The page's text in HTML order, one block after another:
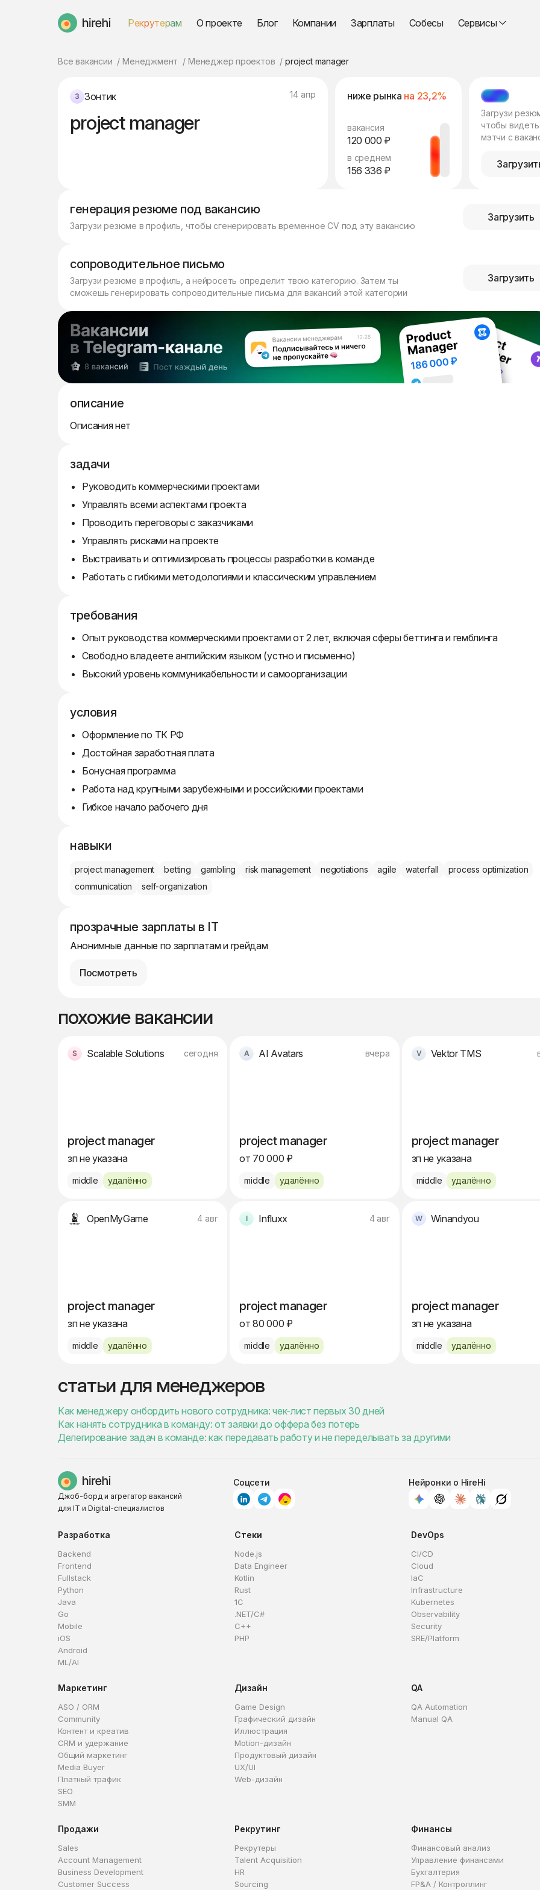
HireHi Рекрутерам О проекте Блог Компании Зарплаты Собесы Сервисы
Все вакансии Менеджмент Менеджер проектов project manager
Зонтик 14 апр
project manager
ниже рынка на 23,2%
вакансия
120 000 ₽
в среднем
156 336 ₽
МЭТЧ
Загрузи
чтобы видеть
мэтчи с
генерация резюме под вакансию
Загрузи резюме в профиль, чтобы сгенерировать временное CV под эту вакансию
Загрузить
сопроводительное письмо
Загрузи резюме в профиль, а нейросеть определит твою категорию. Затем ты
сможешь генерировать сопроводительные письма для вакансий этой категории
Загрузить
описание
Описания нет
задачи
Руководить коммерческими проектами
Управлять всеми аспектами проекта
Проводить переговоры с заказчиками
Управлять рисками на проекте
Выстраивать и оптимизировать процессы разработки в команде
Работать с гибкими методологиями и классическим управлением
требования
Опыт руководства коммерческими проектами от 2 лет, включая сферы беттинга и гемблинга
Свободно владеете английским языком (устно и письменно)
Высокий уровень коммуникабельности и самоорганизации
условия
Оформление по ТК РФ
Достойная заработная плата
Бонусная программа
Работа над крупными зарубежными и российскими проектами
Гибкое начало рабочего дня
навыки
project management betting gambling risk management negotiations agile waterfall
process optimization
communication
self-organization
прозрачные зарплаты в IT
Анонимные данные по зарплатам и грейдам
Посмотреть
похожие вакансии
Scalable Solutions сегодня
project manager
зп не указана
middle удалённо
AI Avatars вчера
project manager
от 70 000 ₽
middle удалённо
Vektor TMS
project manager
зп не указана
middle удалённо
OpenMyGame 4 авг
project manager
зп не указана
middle удалённо
Influxx 4 авг
project manager
от 80 000 ₽
middle удалённо
Winandyou
project manager
зп не указана
middle удалённо
статьи для менеджеров
Как менеджеру онбордить нового сотрудника: чек-лист первых 30 дней
Как нанять сотрудника в команду: от заявки до оффера без потерь
Делегирование задач в команде: как передавать работу и не переделывать за другими
Джоб-борд и агрегатор вакансий
для IT и Digital-специалистов
Соцсети Нейронки о HireHi
Разработка
Backend
Frontend
Fullstack
Python
Java
Go
Mobile
iOS
Android
ML/AI
Стеки
Node.js
Data Engineer
Kotlin
Rust
1C
.NET/C#
C++
PHP
DevOps
CI/CD
Cloud
IaC
Infrastructure
Kubernetes
Observability
Security
SRE/Platform
Маркетинг
ASO / ORM
Community
Контент и креатив
CRM и удержание
Общий маркетинг
Media Buyer
Платный трафик
SEO
SMM
Дизайн
Game Design
Графический дизайн
Иллюстрация
Motion-дизайн
Продуктовый дизайн
UX/UI
Web-дизайн
QA
QA Automation
Manual QA
Продажи
Sales
Account Management
Business Development
Customer Success
Рекрутинг
Рекрутеры
Talent Acquisition
HR
Sourcing
Финансы
Финансовый анализ
Управление финансами
Бухгалтерия
FP&A / Контроллинг